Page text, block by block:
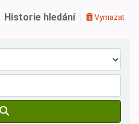
Historie hledání Vymazat